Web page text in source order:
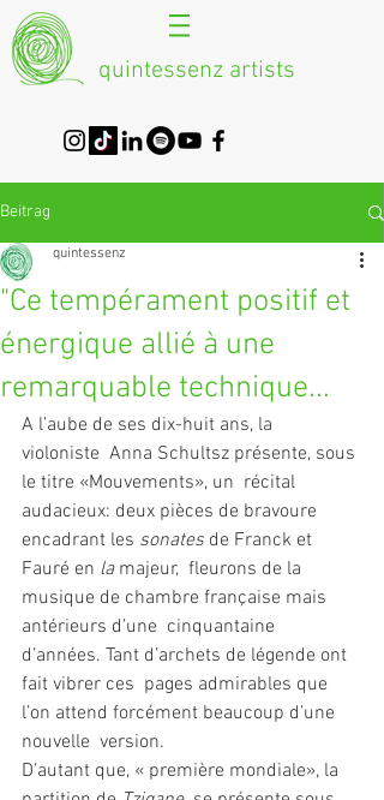
quintessenz artists
Beitrag
"Ce tempérament positif et
énergique allié à une
remarquable technique...
quintessenz
A l’aube de ses dix-huit ans, la
violoniste  Anna Schultsz présente, sous
le titre «Mouvements», un  récital
audacieux: deux pièces de bravoure
encadrant les sonates de Franck et
Fauré en la majeur,  fleurons de la
musique de chambre française mais
antérieurs d’une  cinquantaine
d’années. Tant d’archets de légende ont
fait vibrer ces  pages admirables que
l’on attend forcément beaucoup d’une
nouvelle  version.
D’autant que, « première mondiale», la